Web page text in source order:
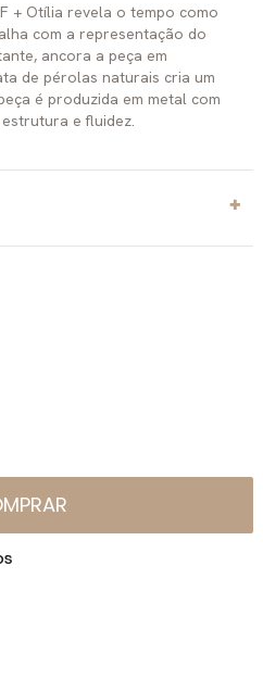
+ Otília revela o tempo como
com a representação do
ancora a peça em
de pérolas naturais cria um
é produzida em metal com
e fluidez.